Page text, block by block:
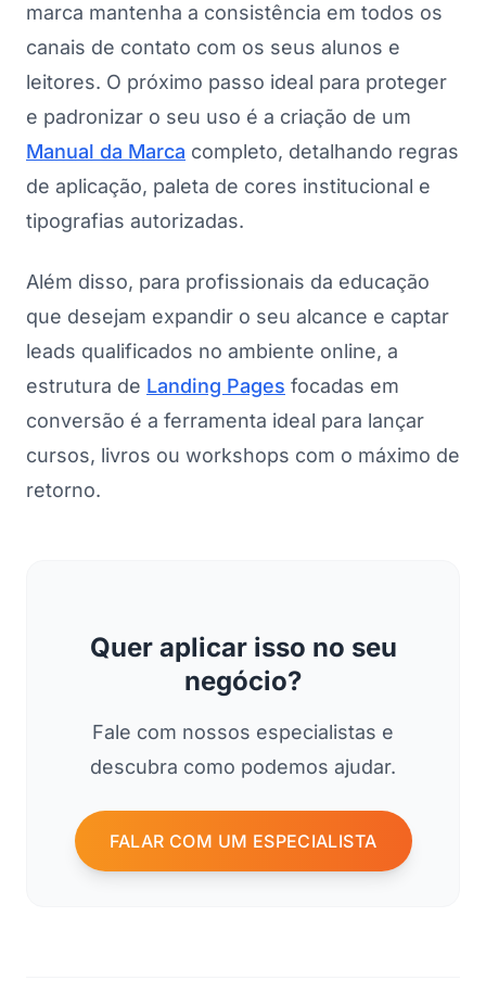
marca mantenha a consistência em todos os
canais de contato com os seus alunos e
leitores. O próximo passo ideal para proteger
e padronizar o seu uso é a criação de um
Manual da Marca completo, detalhando regras
de aplicação, paleta de cores institucional e
tipografias autorizadas.
Além disso, para profissionais da educação
que desejam expandir o seu alcance e captar
leads qualificados no ambiente online, a
estrutura de Landing Pages focadas em
conversão é a ferramenta ideal para lançar
cursos, livros ou workshops com o máximo de
retorno.
Quer aplicar isso no seu
negócio?
Fale com nossos especialistas e
descubra como podemos ajudar.
FALAR COM UM ESPECIALISTA